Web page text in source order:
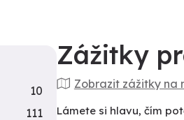
Zážitky
Zobrazit zážitky na
Lámete si hlavu, čím
10
111